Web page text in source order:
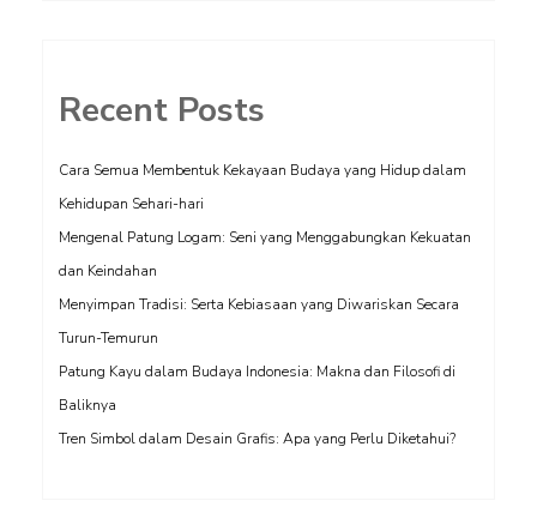
Recent Posts
Cara Semua Membentuk Kekayaan Budaya yang Hidup dalam
Kehidupan Sehari-hari
Mengenal Patung Logam: Seni yang Menggabungkan Kekuatan
dan Keindahan
Menyimpan Tradisi: Serta Kebiasaan yang Diwariskan Secara
Turun-Temurun
Patung Kayu dalam Budaya Indonesia: Makna dan Filosofi di
Baliknya
Tren Simbol dalam Desain Grafis: Apa yang Perlu Diketahui?